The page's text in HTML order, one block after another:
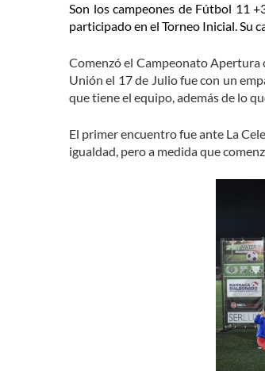
Son los campeones de Fútbol 11
participado en el Torneo Inicial. Su
Comenzó el Campeonato
Unión el 17 de Julio fue con un
que tiene el equipo, además de lo
El primer encuentro fue ante La
igualdad, pero a medida que